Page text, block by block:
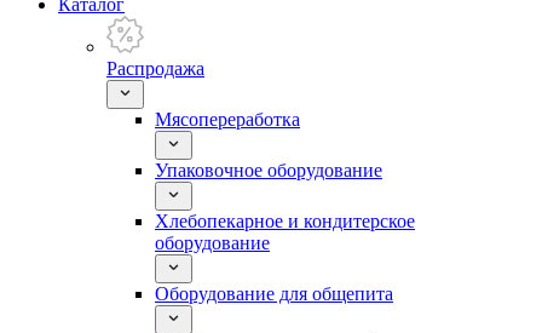
Каталог
Распродажа
Мясопереработка
Упаковочное оборудование
Хлебопекарное и кондитерское
оборудование
Оборудование для общепита